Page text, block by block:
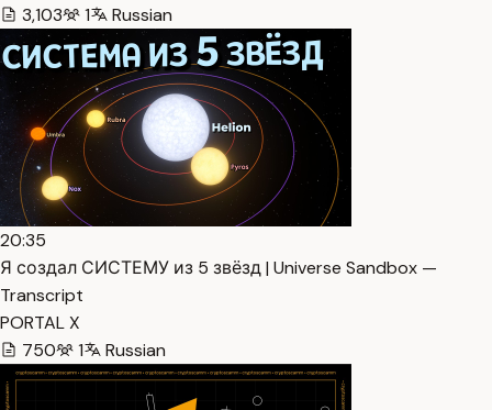
3,103
1 Russian
20:35
Я создал СИСТЕМУ из 5 звёзд | Universe Sandbox —
Transcript
PORTAL X
750
1 Russian